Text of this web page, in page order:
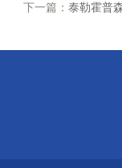
下一篇： 泰勒霍普